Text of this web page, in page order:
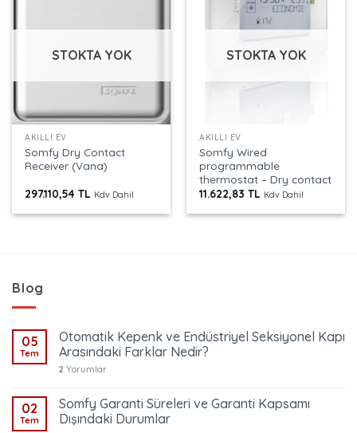
STOKTA YOK
AKILLI EV
Somfy Dry Contact
Receiver (Vana)
297.110,54TL Kdv Dahil
STOKTA YOK
AKILLI EV
Somfy Wired
programmable
thermostat – Dry contact
11.622,83TL Kdv Dahil
Blog
05
Tem
Otomatik Kepenk ve Endüstriyel Seksiyonel Kapı
Arasındaki Farklar Nedir?
2 Yorumlar
02
Tem
Somfy Garanti Süreleri ve Garanti Kapsamı
Dışındaki Durumlar